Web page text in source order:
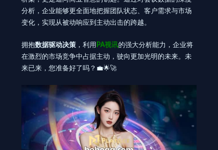
分析，企业能够更全面地把握团队状态、客户需求与市场
变化，实现从被动响应到主动出击的跨越。
拥抱数据驱动决策 ，利用 PA视讯的强大分析能力，企业将
在激烈的市场竞争中占据主动，驶向更加光明的未来。未
来已来，您准备好了吗？💼🌟🚀